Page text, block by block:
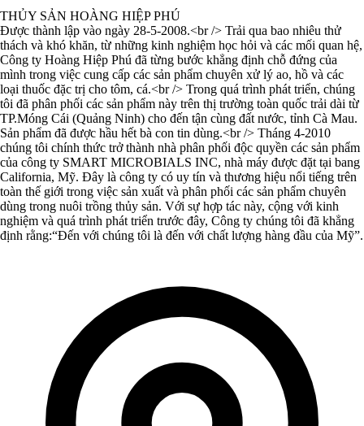
THỦY SẢN HOÀNG HIỆP PHÚ
Được thành lập vào ngày 28-5-2008.<br /> Trải qua bao nhiêu thử
thách và khó khăn, từ những kinh nghiệm học hỏi và các mối quan hệ,
Công ty Hoàng Hiệp Phú đã từng bước khẳng định chỗ đứng của
mình trong việc cung cấp các sản phẩm chuyên xử lý ao, hồ và các
loại thuốc đặc trị cho tôm, cá.<br /> Trong quá trình phát triển, chúng
tôi đã phân phối các sản phẩm này trên thị trường toàn quốc trải dài từ
TP.Móng Cái (Quảng Ninh) cho đến tận cùng đất nước, tỉnh Cà Mau.
Sản phẩm đã được hầu hết bà con tin dùng.<br /> Tháng 4-2010
chúng tôi chính thức trở thành nhà phân phối độc quyền các sản phẩm
của công ty SMART MICROBIALS INC, nhà máy được đặt tại bang
California, Mỹ. Đây là công ty có uy tín và thương hiệu nổi tiếng trên
toàn thế giới trong việc sản xuất và phân phối các sản phẩm chuyên
dùng trong nuôi trồng thủy sản. Với sự hợp tác này, cộng với kinh
nghiệm và quá trình phát triển trước đây, Công ty chúng tôi đã khẳng
định rằng:“Đến với chúng tôi là đến với chất lượng hàng đầu của Mỹ”.